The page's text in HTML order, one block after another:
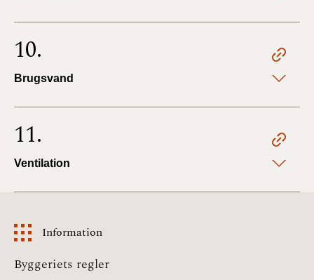
10.
Brugsvand
11.
Ventilation
Information
Information
Byggeriets regler